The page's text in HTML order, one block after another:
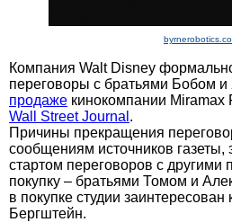
Компания Walt Disney
переговоры с братьями Бобом
продаже кинокомпании Miramax
Wall Street Journal .
Причины прекращения
сообщениям источников газеты,
стартом переговоров с другими
покупку – братьями Томом и
в покупке студии
Бергштейн.